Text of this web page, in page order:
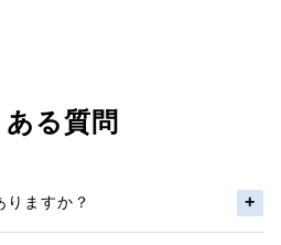
ある質問
りますか？